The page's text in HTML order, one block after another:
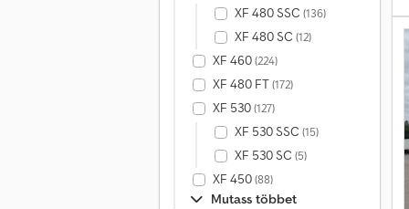
XF 480 SSC (136)
XF 480 SC (12)
XF 460(224)
XF 480 FT(172)
XF 530(127)
XF 530 SSC (15)
XF 530 SC (5)
XF 450(88)
Mutass többet